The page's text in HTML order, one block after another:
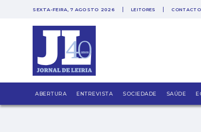
SEXTA-FEIRA, 7 AGOSTO 2026 LEITORES CONTACTO
ABERTURA ENTREVISTA SOCIEDADE SAÚDE
Jazz: concerto solidário na Marinha